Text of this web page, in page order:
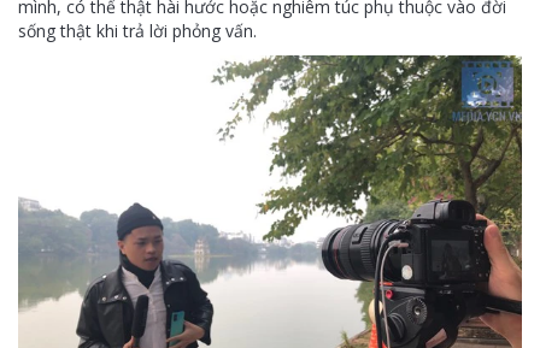
mình, có thể thật hài hước hoặc nghiêm túc phụ thuộc vào đời
sống thật khi trả lời phỏng vấn.